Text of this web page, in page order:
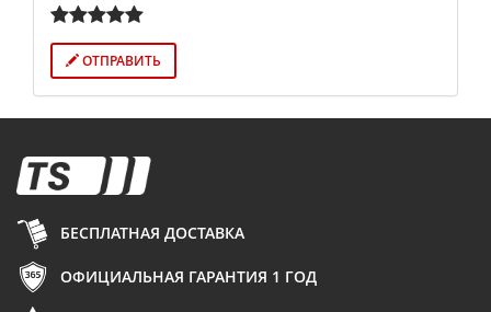
ОТПРАВИТЬ
БЕСПЛАТНАЯ ДОСТАВКА
ОФИЦИАЛЬНАЯ ГАРАНТИЯ 1 ГОД